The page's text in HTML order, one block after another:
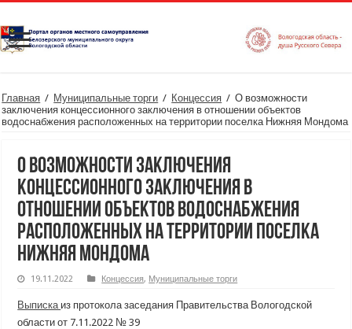
Главная / Муниципальные торги / Концессия / О возможности
заключения концессионного заключения в отношении объектов
водоснабжения расположенных на территории поселка Нижняя Мондома
О возможности заключения
концессионного заключения в
отношении объектов водоснабжения
расположенных на территории поселка
Нижняя Мондома
19.11.2022 Концессия, Муниципальные торги
Выписка из протокола заседания Правительства Вологодской
области от 7.11.2022 № 39